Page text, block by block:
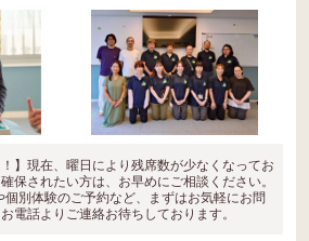
】現在、曜日により残席数が少なくなってお
保されたい方は、お早めにご相談ください。
個別体験のご予約など、まずはお気軽にお問
電話よりご連絡お待ちしております。